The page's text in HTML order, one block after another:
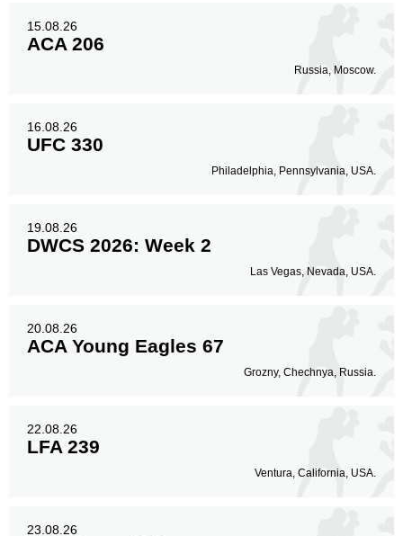
15.08.26
ACA 206
Russia, Moscow.
16.08.26
UFC 330
Philadelphia, Pennsylvania, USA.
19.08.26
DWCS 2026: Week 2
Las Vegas, Nevada, USA.
20.08.26
ACA Young Eagles 67
Grozny, Chechnya, Russia.
22.08.26
LFA 239
Ventura, California, USA.
23.08.26